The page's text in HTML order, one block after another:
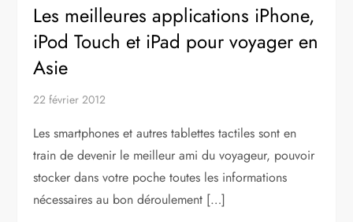
Les meilleures applications iPhone,
iPod Touch et iPad pour voyager en
Asie
22 février 2012
Les smartphones et autres tablettes tactiles sont en
train de devenir le meilleur ami du voyageur, pouvoir
stocker dans votre poche toutes les informations
nécessaires au bon déroulement […]